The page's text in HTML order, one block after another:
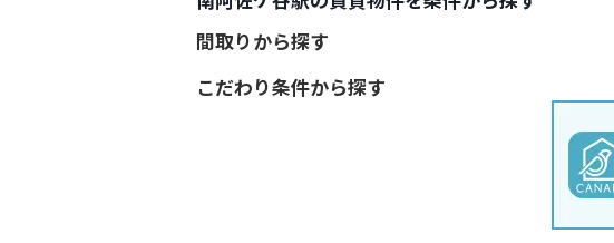
間取りから探す
こだわり条件から探す